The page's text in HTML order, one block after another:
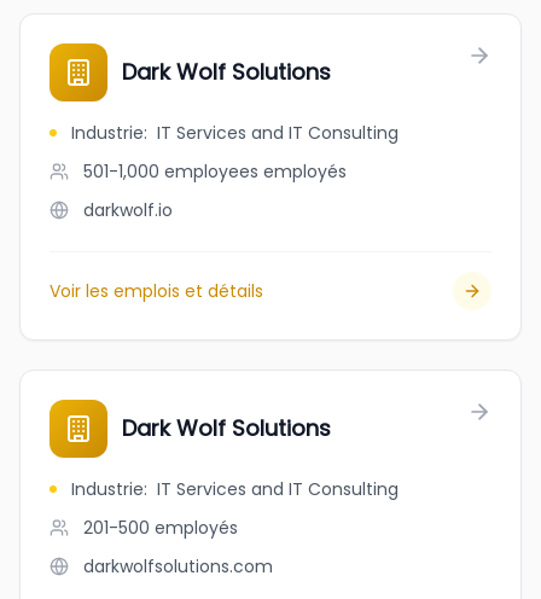
Dark Wolf Solutions
Industrie: IT Services and IT Consulting
501-1,000 employees employés
darkwolf.io
Voir les emplois et détails
Dark Wolf Solutions
Industrie: IT Services and IT Consulting
201-500 employés
darkwolfsolutions.com